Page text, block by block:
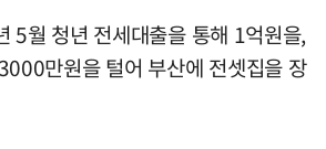
5월 청년 전세대출을 통해 1억원을,
만원을 털어 부산에 전셋집을 장